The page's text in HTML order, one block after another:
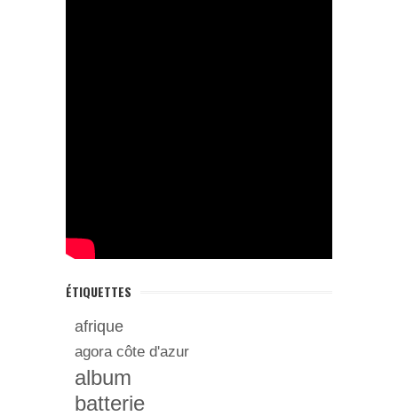
ÉTIQUETTES
afrique
agora côte d'azur
album
batterie